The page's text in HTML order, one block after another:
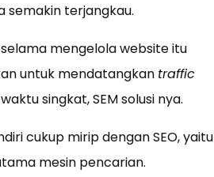
semakin terjangkau.
mengelola website itu
untuk mendatangkan traffic
singkat, SEM solusi nya.
cukup mirip dengan SEO, yaitu
mesin pencarian.